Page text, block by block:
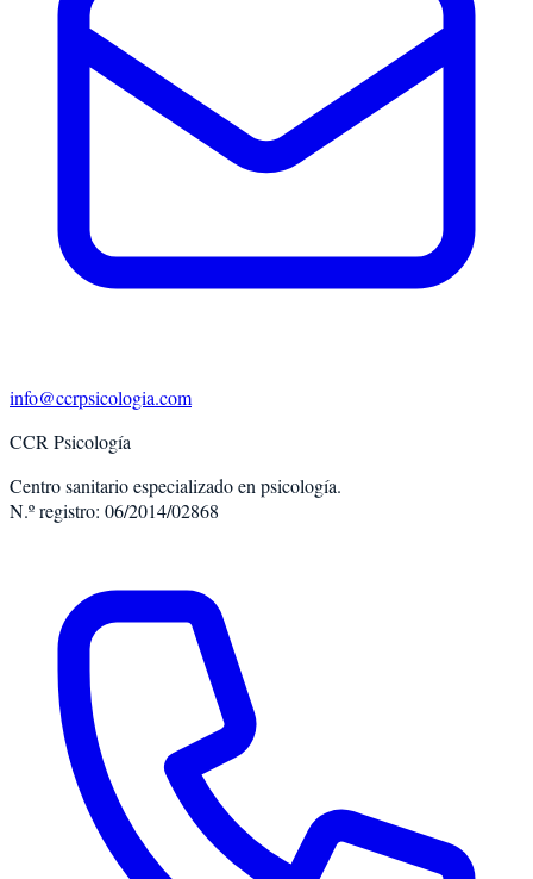
info@ccrpsicologia.com
CCR Psicología
Centro sanitario especializado en psicología.
N.º registro: 06/2014/02868